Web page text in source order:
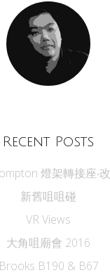
Recent Posts
燈架轉接座‧改
新舊咀咀碰
VR Views
大角咀廟會 2016
Brooks B190 & B67